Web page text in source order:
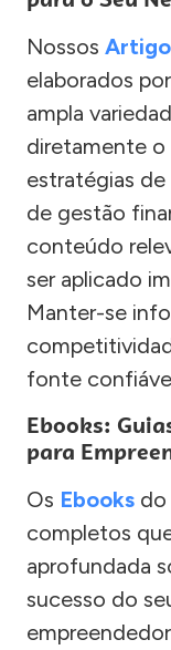
Nossos
elaborados
ampla
diretamente o
estratégias
de gestão
conteúdo
ser aplicado
Manter-se
fonte
Ebooks:
para
Os Ebooks do
completos
aprofundada
sucesso do